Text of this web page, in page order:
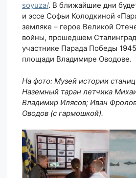
soyuza/. В ближайшие дни
и эссе Софьи Колодкиной
земляке – герое Великой
войны, прошедшем Сталинград
участнике Парада Победы
площади Владимире Оводове.
На фото: Музей истории
Наземный таран летчика
Владимир Илясов; Иван
Оводов (с гармошкой).